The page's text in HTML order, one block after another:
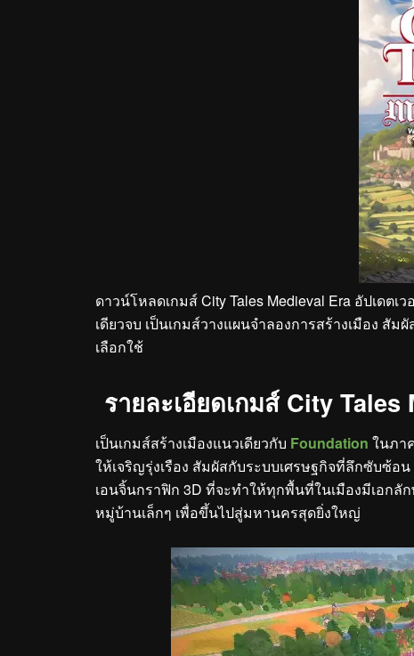
ดาวน์โหลดเกมส์ City Tales Medieval Era อัปเด
เดียวจบ เป็นเกมส์วางแผนจำลองการสร้างเมือง สั
เลือกใช้
รายละเอียดเกมส์ City Tales
เป็นเกมส์สร้างเมืองแนวเดียวกับ Foundation ในภา
ให้เจริญรุ่งเรือง สัมผัสกับระบบเศรษฐกิจที่ลึกซับซ้อ
เอนจิ้นกราฟิก 3D ที่จะทำให้ทุกพื้นที่ในเมืองมีเอกลั
หมู่บ้านเล็กๆ เพื่อขึ้นไปสู่มหานครสุดยิ่งใหญ่